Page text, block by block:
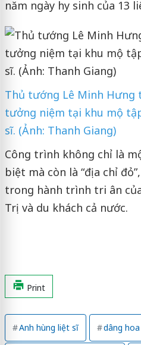
năm ngày hy sinh của 13
Thủ tướng Lê Minh Hưng
tưởng niệm tại khu mộ
sĩ. (Ảnh: Thanh Giang)
Công trình không chỉ là
biệt mà còn là “địa chỉ
trong hành trình tri ân
Trị và du khách cả nước.
Print
Anh hùng liệt sĩ dâng